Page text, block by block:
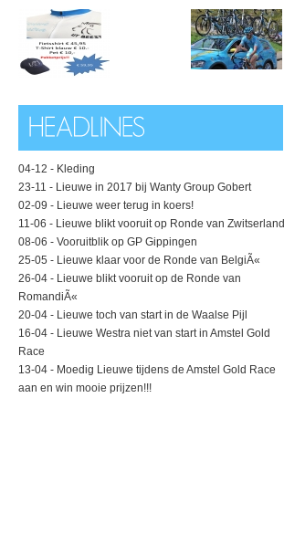
04-12 - Kleding
23-11 - Lieuwe in 2017 bij Wanty Group Gobert
02-09 - Lieuwe weer terug in koers!
11-06 - Lieuwe blikt vooruit op Ronde van Zwitserland
08-06 - Vooruitblik op GP Gippingen
25-05 - Lieuwe klaar voor de Ronde van BelgiÃ«
26-04 - Lieuwe blikt vooruit op de Ronde van
RomandiÃ«
20-04 - Lieuwe toch van start in de Waalse Pijl
16-04 - Lieuwe Westra niet van start in Amstel Gold
Race
13-04 - Moedig Lieuwe tijdens de Amstel Gold Race
aan en win mooie prijzen!!!